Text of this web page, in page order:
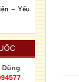
– Yếu
Dũng